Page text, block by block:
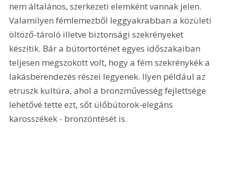
nem általános, szerkezeti elemként vannak jelen.
Valamilyen fémlemezből leggyakrabban a közületi
öltöző-tároló illetve biztonsági szekrényeket
készítik. Bár a bútortörténet egyes időszakaiban
teljesen megszokott volt, hogy a fém szekrénykék a
lakásberendezés részei legyenek. Ilyen például az
etruszk kultúra, ahol a bronzművesség fejlettsége
lehetővé tette ezt, sőt ülőbútorok-elegáns
karosszékek - bronzöntését is.